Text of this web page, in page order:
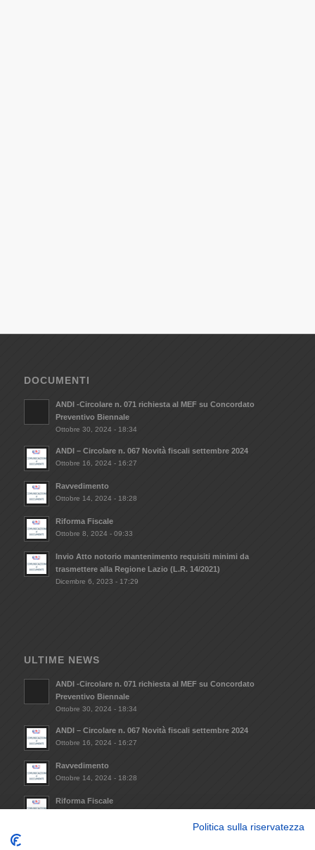
DOCUMENTI
ANDI -Circolare n. 071 richiesta al MEF su Concordato
Preventivo Biennale
Ottobre 30, 2024 - 18:34
ANDI – Circolare n. 067 Novità fiscali settembre 2024
Ottobre 16, 2024 - 16:27
Ravvedimento
Ottobre 14, 2024 - 18:28
Riforma Fiscale
Ottobre 8, 2024 - 09:33
Invio Atto notorio mantenimento requisiti minimi da
trasmettere alla Regione Lazio (L.R. 14/2021)
Dicembre 6, 2023 - 17:29
ULTIME NEWS
ANDI -Circolare n. 071 richiesta al MEF su Concordato
Preventivo Biennale
Ottobre 30, 2024 - 18:34
ANDI – Circolare n. 067 Novità fiscali settembre 2024
Ottobre 16, 2024 - 16:27
Ravvedimento
Ottobre 14, 2024 - 18:28
Riforma Fiscale
Politica sulla riservatezza